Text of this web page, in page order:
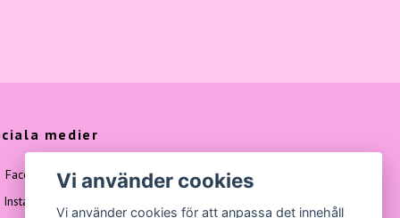
medier
Facebook
Instagram
Vi använder cookies
Vi använder cookies för att anpassa det innehåll